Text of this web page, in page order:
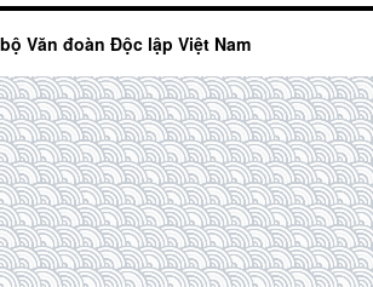
Văn đoàn Độc lập Việt Nam